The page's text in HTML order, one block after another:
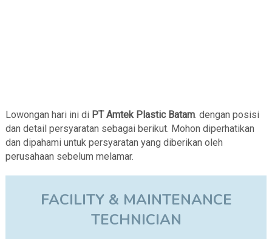
Lowongan hari ini di PT Amtek Plastic Batam. dengan posisi
dan detail persyaratan sebagai berikut. Mohon diperhatikan
dan dipahami untuk persyaratan yang diberikan oleh
perusahaan sebelum melamar.
FACILITY & MAINTENANCE
TECHNICIAN